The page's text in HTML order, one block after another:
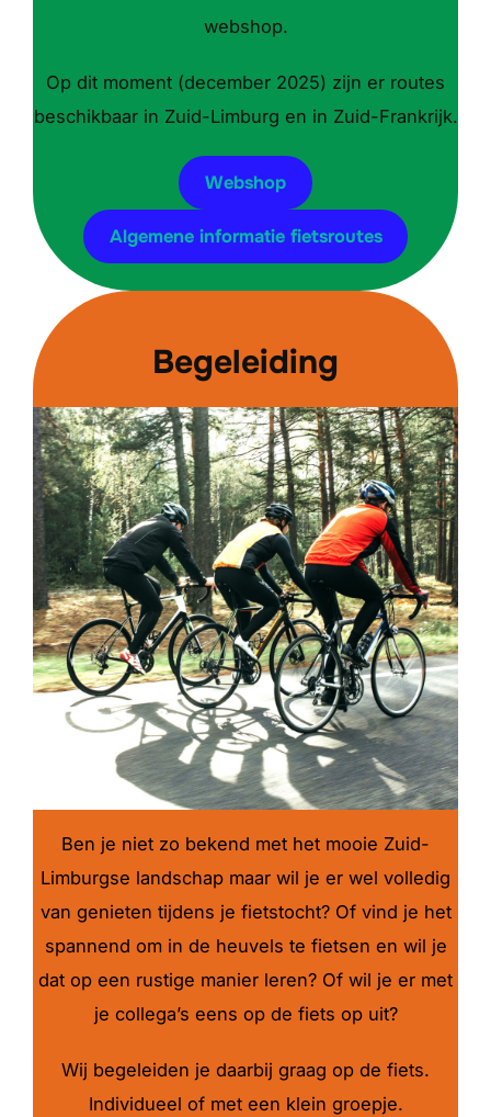
webshop.
Op dit moment (december 2025) zijn er routes
beschikbaar in Zuid-Limburg en in Zuid-Frankrijk.
Webshop
Algemene informatie fietsroutes
Begeleiding
Ben je niet zo bekend met het mooie Zuid-
Limburgse landschap maar wil je er wel volledig
van genieten tijdens je fietstocht? Of vind je het
spannend om in de heuvels te fietsen en wil je
dat op een rustige manier leren? Of wil je er met
je collega’s eens op de fiets op uit?
Wij begeleiden je daarbij graag op de fiets.
Individueel of met een klein groepje.